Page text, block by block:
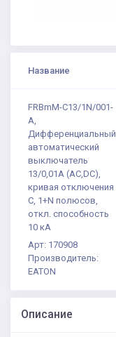
Название
FRBmM-C13/1N/001-
A,
Дифференциальный
автоматический
выключатель
13/0,01А (AC,DC),
кривая отключения
С, 1+N полюсов,
откл. способность
10 кА
Арт: 170908
Производитель:
EATON
Описание